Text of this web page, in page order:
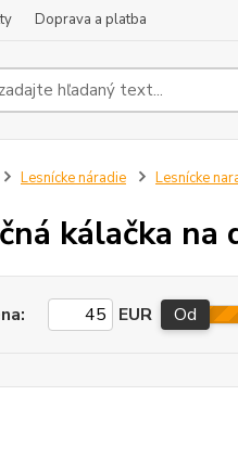
Doprava a platba
Lesnícke náradie Lesnícke
kálačka na
EUR Od